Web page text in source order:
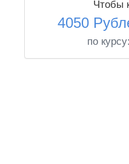
Чтобы
4050
по курсу: